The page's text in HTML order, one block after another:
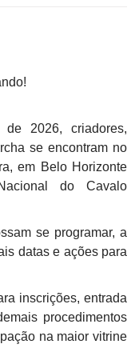
2026, criadores,
se encontram no
em Belo Horizonte
do Cavalo
se programar, a
datas e ações para
inscrições, entrada
procedimentos
na maior vitrine